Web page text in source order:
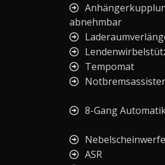
abnehmbar
Tempomat
8-Gang
ASR